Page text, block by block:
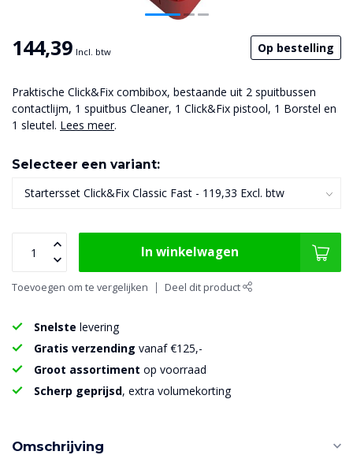
144,39 Incl. btw Op bestelling
Praktische Click&Fix combibox, bestaande uit 2 spuitbussen
contactlijm, 1 spuitbus Cleaner, 1 Click&Fix pistool, 1 Borstel en
1 sleutel. Lees meer.
Selecteer een variant:
In winkelwagen
Toevoegen om te vergelijken Deel dit product
Snelste levering
Gratis verzending vanaf €125,-
Groot assortiment op voorraad
Scherp geprijsd, extra volumekorting
Omschrijving